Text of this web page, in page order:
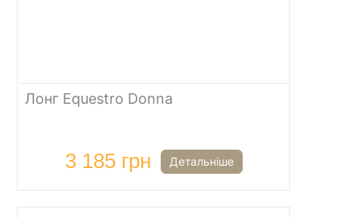
Лонг Equestro Donna
3 185 грн Детальніше